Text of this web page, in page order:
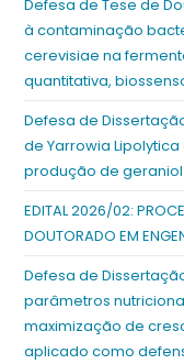
Defesa de Tese de
à contaminação
cerevisiae na
quantitativa,
Defesa de
de Yarrowia
produção de
EDITAL 2026/02:
DOUTORADO EM
Defesa de
parâmetros
maximização de
aplicado como